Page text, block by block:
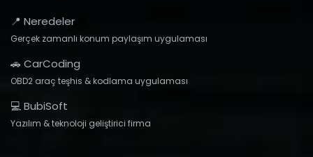
📍 Neredeler
Gerçek zamanlı konum paylaşım uygulaması
🚗 CarCoding
OBD2 araç teşhis & kodlama uygulaması
💻 BubiSoft
Yazılım & teknoloji geliştirici firma